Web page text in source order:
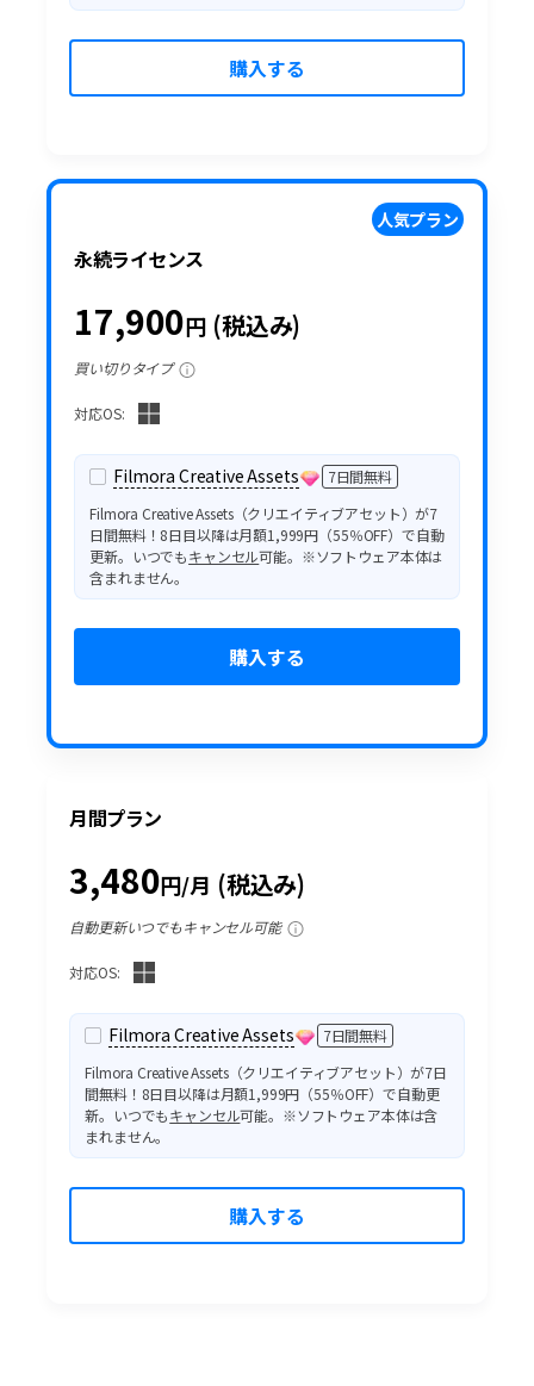
月間プラン
3,480円/月 (税込み)
自動更新いつでもキャンセル可能
対応OS:
Filmora Creative Assets
7日間無料
Filmora Creative Assets（クリエイティブアセット）が7日
間無料！8日目以降は月額1,999円（55％OFF）で自動更
新。いつでもキャンセル可能。※ソフトウェア本体は含
まれません。
購入する
購入する
人気プラン
永続ライセンス
17,900円 (税込み)
買い切りタイプ
対応OS:
Filmora Creative Assets
7日間無料
Filmora Creative Assets（クリエイティブアセット）が7
日間無料！8日目以降は月額1,999円（55％OFF）で自動
更新。いつでもキャンセル可能。※ソフトウェア本体は
含まれません。
購入する